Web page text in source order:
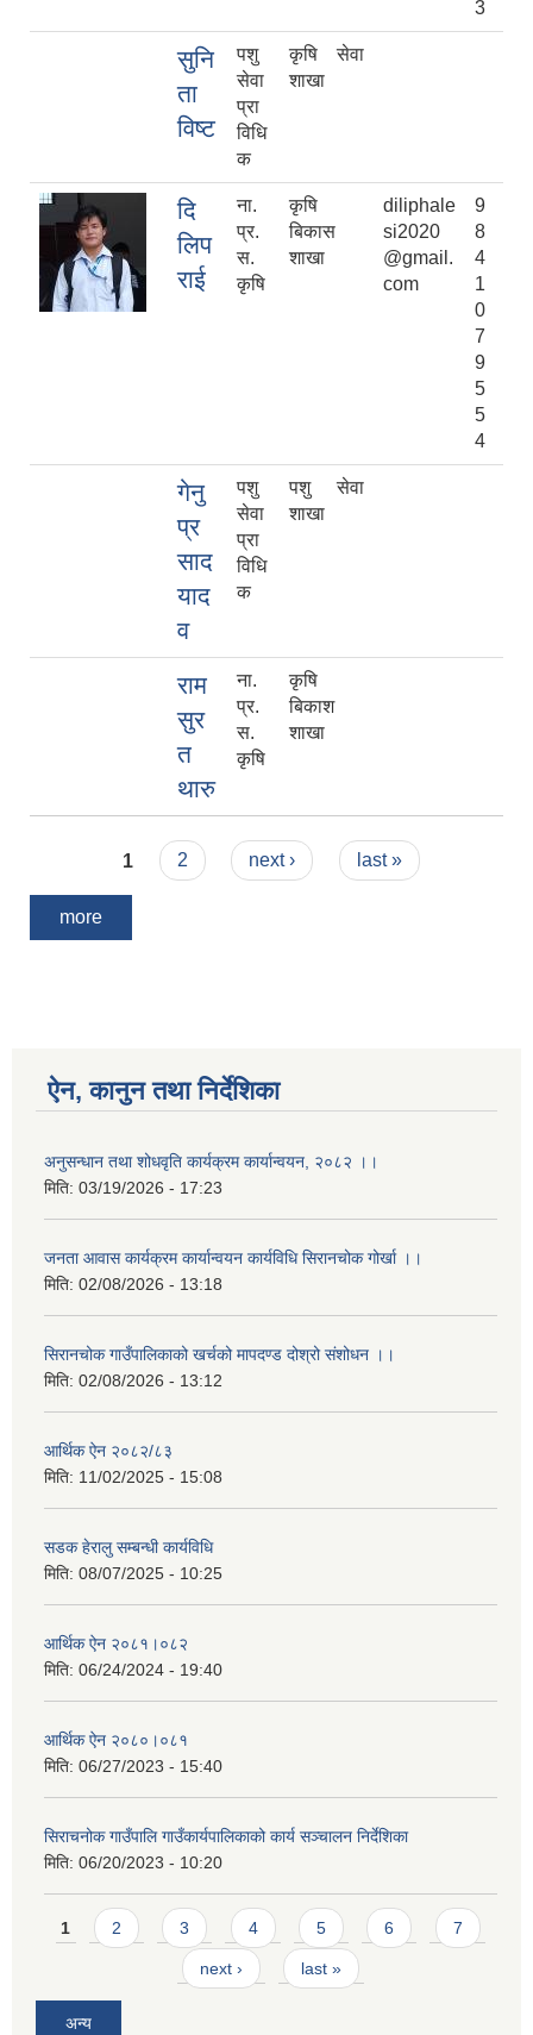
3
सुनि
ता
विष्ट
पशु
सेवा
प्रा
विधि
क
कृषि सेवा
शाखा
दि
लिप
राई
ना.
प्र.
स.
कृषि
कृषि
बिकास
शाखा
diliphale
si2020
@gmail.
com
9
8
4
1
0
7
9
5
5
4
गेनु
प्र
साद
याद
व
पशु
सेवा
प्रा
विधि
क
पशु सेवा
शाखा
राम
सुर
त
थारु
ना.
प्र.
स.
कृषि
कृषि
बिकाश
शाखा
Pages
1 2 next › last »
more
ऐन, कानुन तथा निर्देशिका
अनुसन्धान तथा शोधवृति कार्यक्रम कार्यान्वयन, २०८२ ।।
मिति: 03/19/2026 - 17:23
जनता आवास कार्यक्रम कार्यान्वयन कार्यविधि सिरानचोक गोर्खा ।।
मिति: 02/08/2026 - 13:18
सिरानचोक गाउँपालिकाको खर्चको मापदण्ड दोश्रो संशोधन ।।
मिति: 02/08/2026 - 13:12
आर्थिक ऐन २०८२/८३
मिति: 11/02/2025 - 15:08
सडक हेरालु सम्बन्धी कार्यविधि
मिति: 08/07/2025 - 10:25
आर्थिक ऐन २०८१।०८२
मिति: 06/24/2024 - 19:40
आर्थिक ऐन २०८०।०८१
मिति: 06/27/2023 - 15:40
सिराचनोक गाउँपालि गाउँकार्यपालिकाको कार्य सञ्चालन निर्देशिका
मिति: 06/20/2023 - 10:20
Pages
1 2 3 4 5 6 7
next › last »
अन्य